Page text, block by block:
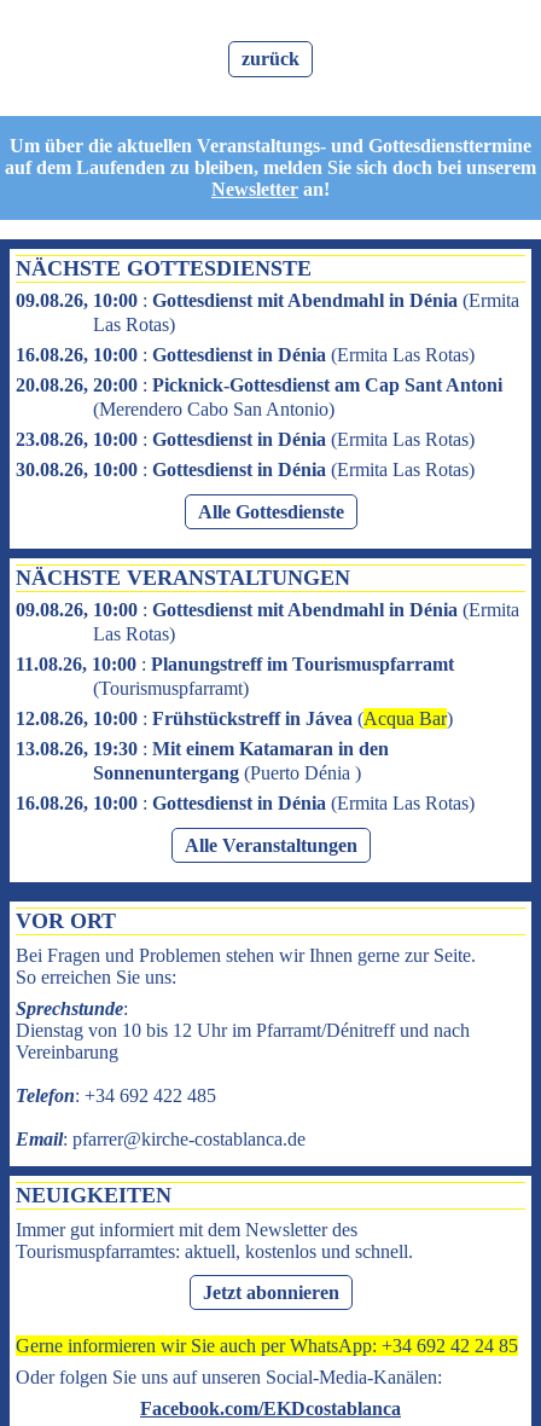
zurück
Um über die aktuellen Veranstaltungs- und Gottesdiensttermine
auf dem Laufenden zu bleiben, melden Sie sich doch bei unserem
Newsletter an!
NÄCHSTE GOTTESDIENSTE
09.08.26, 10:00 : Gottesdienst mit Abendmahl in Dénia (Ermita
Las Rotas)
16.08.26, 10:00 : Gottesdienst in Dénia (Ermita Las Rotas)
20.08.26, 20:00 : Picknick-Gottesdienst am Cap Sant Antoni
(Merendero Cabo San Antonio)
23.08.26, 10:00 : Gottesdienst in Dénia (Ermita Las Rotas)
30.08.26, 10:00 : Gottesdienst in Dénia (Ermita Las Rotas)
Alle Gottesdienste
NÄCHSTE VERANSTALTUNGEN
09.08.26, 10:00 : Gottesdienst mit Abendmahl in Dénia (Ermita
Las Rotas)
11.08.26, 10:00 : Planungstreff im Tourismuspfarramt
(Tourismuspfarramt)
12.08.26, 10:00 : Frühstückstreff in Jávea (Acqua Bar)
13.08.26, 19:30 : Mit einem Katamaran in den
Sonnenuntergang (Puerto Dénia )
16.08.26, 10:00 : Gottesdienst in Dénia (Ermita Las Rotas)
Alle Veranstaltungen
VOR ORT
Bei Fragen und Problemen stehen wir Ihnen gerne zur Seite.
So erreichen Sie uns:
Sprechstunde:
Dienstag von 10 bis 12 Uhr im Pfarramt/Dénitreff und nach
Vereinbarung
Telefon: +34 692 422 485
Email: pfarrer@kirche-costablanca.de
NEUIGKEITEN
Immer gut informiert mit dem Newsletter des
Tourismuspfarramtes: aktuell, kostenlos und schnell.
Jetzt abonnieren
Gerne informieren wir Sie auch per WhatsApp: +34 692 42 24 85
Oder folgen Sie uns auf unseren Social-Media-Kanälen:
Facebook.com/EKDcostablanca